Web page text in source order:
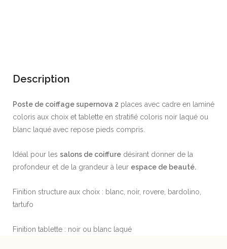
Description
Poste de coiffage supernova 2 places avec cadre en laminé
coloris aux choix et tablette en stratifié coloris noir laqué ou
blanc laqué avec repose pieds compris.
Idéal pour les salons de coiffure désirant donner de la
profondeur et de la grandeur à leur espace de beauté.
Finition structure aux choix : blanc, noir, rovere, bardolino,
tartufo
Finition tablette : noir ou blanc laqué